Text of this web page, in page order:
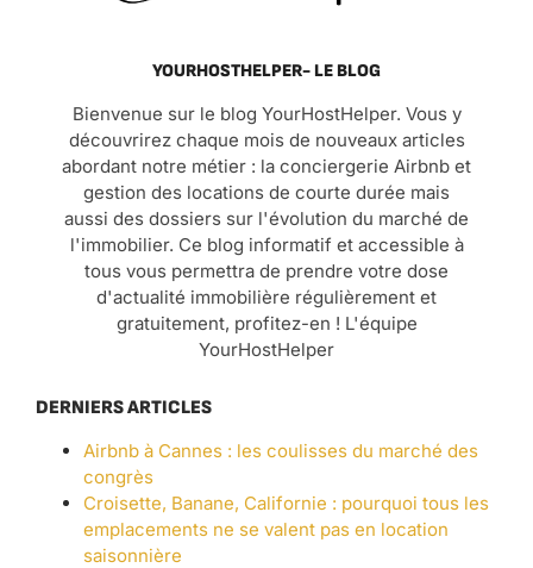
YOURHOSTHELPER- LE BLOG
Bienvenue sur le blog YourHostHelper. Vous y
découvrirez chaque mois de nouveaux articles
abordant notre métier : la conciergerie Airbnb et
gestion des locations de courte durée mais
aussi des dossiers sur l'évolution du marché de
l'immobilier. Ce blog informatif et accessible à
tous vous permettra de prendre votre dose
d'actualité immobilière régulièrement et
gratuitement, profitez-en ! L'équipe
YourHostHelper
DERNIERS ARTICLES
Airbnb à Cannes : les coulisses du marché des
congrès
Croisette, Banane, Californie : pourquoi tous les
emplacements ne se valent pas en location
saisonnière